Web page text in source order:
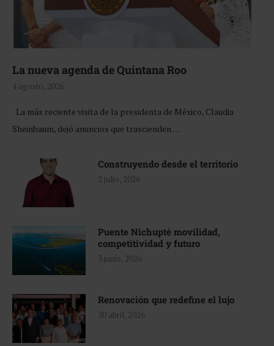
La nueva agenda de Quintana Roo
4 agosto, 2026
La más reciente visita de la presidenta de México, Claudia
Sheinbaum, dejó anuncios que trascienden …
Construyendo desde el territorio
2 julio, 2026
Puente Nichupté movilidad,
competitividad y futuro
3 junio, 2026
Renovación que redefine el lujo
30 abril, 2026